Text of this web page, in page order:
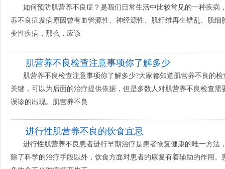
如何预防肌营养不良症？是我们日常生活中比较常见的一种疾病
养不良症发病原因曾有血管源性、神经源性、肌纤维再生错乱、肌
变性疾病，那么，应该
肌营养不良检查注意事项你了解多少
肌营养不良检查注意事项你了解多少?大家都知道肌营养不良的检
关键，可以为后面的治疗提供依据，但是多数人对肌营养不良检查
误诊的出现。肌营养不良
进行性肌营养不良的饮食宜忌
进行性肌营养不良患者进行早期治疗是患者恢复健康的唯一方法
除了科学的治疗手段以外，饮食方面对患者的康复有着辅助的作用